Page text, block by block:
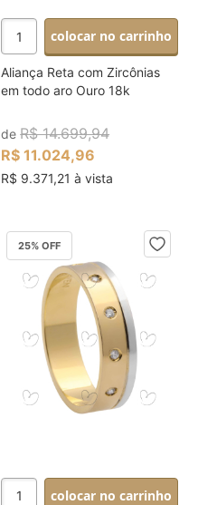
colocar no carrinho
Aliança Reta com Zircônias
em todo aro Ouro 18k
deR$ 14.699,94
R$ 11.024,96
R$ 9.371,21 à vista
25% OFF
colocar no carrinho